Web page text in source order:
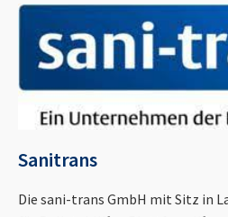
Sanitrans
Die sani-trans GmbH mit Sitz in